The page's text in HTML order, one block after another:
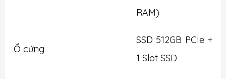
RAM)
Ổ cứng
SSD 512GB PCIe +
1 Slot SSD